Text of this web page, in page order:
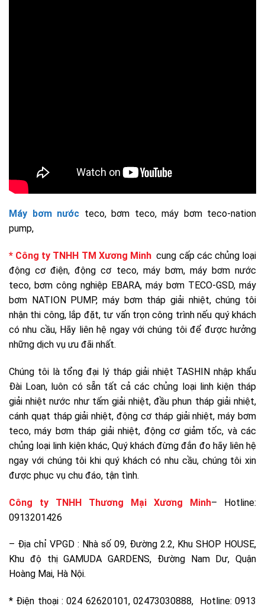
Máy bơm nước teco, bơm teco, máy bơm teco-nation
pump,
* Công ty TNHH TM Xương Minh cung cấp các chủng loại
động cơ điện, động cơ teco, máy bơm, máy bơm nước
teco, bơm công nghiệp EBARA, máy bơm TECO-GSD, máy
bơm NATION PUMP, máy bơm tháp giải nhiệt, chúng tôi
nhận thi công, lắp đặt, tư vấn trọn công trình nếu quý khách
có nhu cầu, Hãy liên hệ ngay với chúng tôi để được hưởng
những dịch vụ ưu đãi nhất.
Chúng tôi là tổng đại lý tháp giải nhiệt TASHIN nhập khẩu
Đài Loan, luôn có sẵn tất cả các chủng loại linh kiện tháp
giải nhiệt nước như tấm giải nhiệt, đầu phun tháp giải nhiệt,
cánh quạt tháp giải nhiệt, động cơ tháp giải nhiệt, máy bơm
teco, máy bơm tháp giải nhiệt, động cơ giảm tốc, và các
chủng loại linh kiện khác, Quý khách đừng đắn đo hãy liên hệ
ngay với chúng tôi khi quý khách có nhu cầu, chúng tôi xin
được phục vụ chu đáo, tận tình.
Công ty TNHH Thương Mại Xương Minh– Hotline:
0913201426
– Địa chỉ VPGD : Nhà số 09, Đường 2.2, Khu SHOP HOUSE,
Khu độ thị GAMUDA GARDENS, Đường Nam Dư, Quận
Hoàng Mai, Hà Nội.
* Điện thoại : 024 62620101, 02473030888, Hotline: 0913